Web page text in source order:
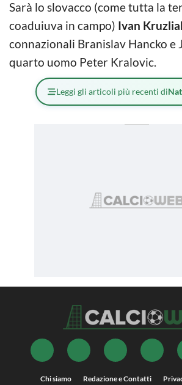
Sarà lo slovacco (come tutta la
coaduiuva in campo) Ivan
connazionali Branislav Hancko e
quarto uomo Peter Kralovic.
Leggi gli articoli più recenti di
Chi siamo Redazione e Contatti